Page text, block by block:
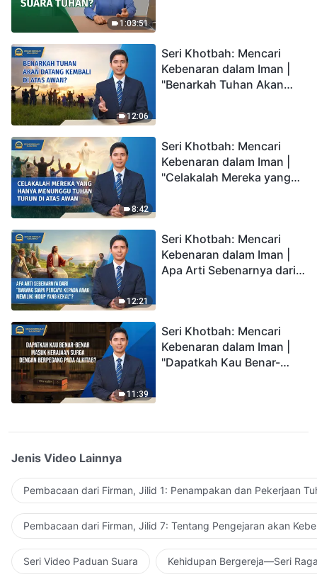
1:03:51
12:06
Seri Khotbah: Mencari
Kebenaran dalam Iman |
"Benarkah Tuhan Akan
8:42
Seri Khotbah: Mencari
Kebenaran dalam Iman |
"Celakalah Mereka yang
12:21
Seri Khotbah: Mencari
Kebenaran dalam Iman |
Apa Arti Sebenarnya dari
11:39
Seri Khotbah: Mencari
Kebenaran dalam Iman |
"Dapatkah Kau Benar-
Jenis Video Lainnya
Pembacaan dari Firman, Jilid 1: Penampakan dan Pekerjaan
Pembacaan dari Firman, Jilid 7: Tentang Pengejaran akan
Seri Video Paduan Suara Kehidupan Bergereja—Seri